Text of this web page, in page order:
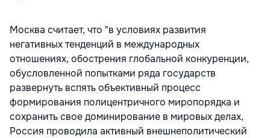
Москва считает, что "в условиях развития
негативных тенденций в международных
отношениях, обострения глобальной конкуренции,
обусловленной попытками ряда государств
развернуть вспять объективный процесс
формирования полицентричного миропорядка и
сохранить свое доминирование в мировых делах,
Россия проводила активный внешнеполитический